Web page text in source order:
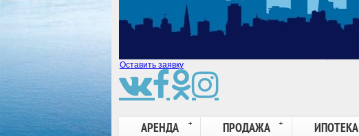
Оставить заявку
АРЕНДА ПРОДАЖА ИПОТЕКА